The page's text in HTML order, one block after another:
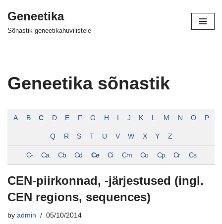
Skip
Geneetika
Sõnastik geneetikahuvilistele
Geneetika sõnastik
A B C D E F G H J K L M N O P
Q R S T U V W X Y Z
C- Ca Cb Cd Ce Ci Cm Co Cp Cr Cs
CEN-piirkonnad, -järjestused (ingl.
CEN regions, sequences)
by admin 05/10/2014